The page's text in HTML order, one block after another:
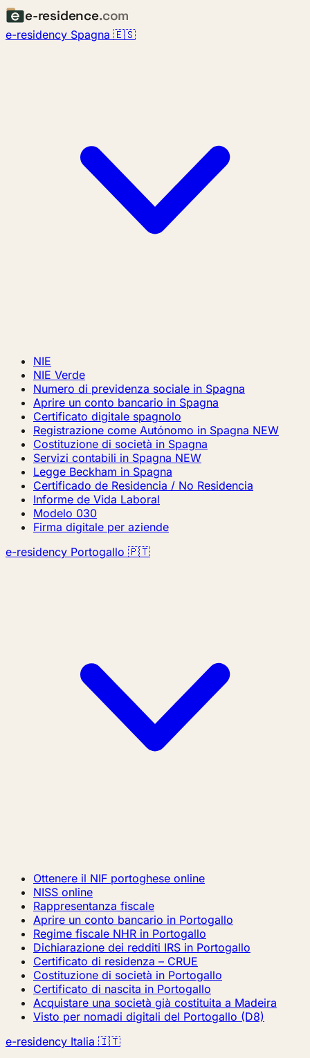
e-residence.com
e-residency Spagna 🇪🇸
NIE
NIE Verde
Numero di previdenza sociale in Spagna
Aprire un conto bancario in Spagna
Certificato digitale spagnolo
Registrazione come Autónomo in Spagna NEW
Costituzione di società in Spagna
Servizi contabili in Spagna NEW
Legge Beckham in Spagna
Certificado de Residencia / No Residencia
Informe de Vida Laboral
Modelo 030
Firma digitale per aziende
e-residency Portogallo 🇵🇹
Ottenere il NIF portoghese online
NISS online
Rappresentanza fiscale
Aprire un conto bancario in Portogallo
Regime fiscale NHR in Portogallo
Dichiarazione dei redditi IRS in Portogallo
Certificato di residenza – CRUE
Costituzione di società in Portogallo
Certificato di nascita in Portogallo
Acquistare una società già costituita a Madeira
Visto per nomadi digitali del Portogallo (D8)
e-residency Italia 🇮🇹